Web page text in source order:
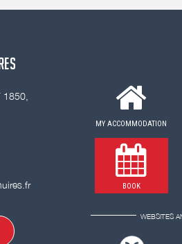
1850,
MY ACCOMMODATION
BOOK
WEBSITES